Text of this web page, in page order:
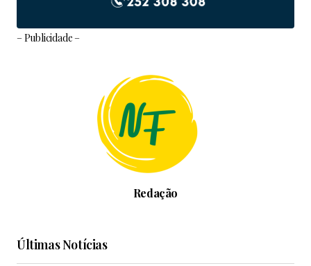
– Publicidade –
Redação
Últimas Notícias